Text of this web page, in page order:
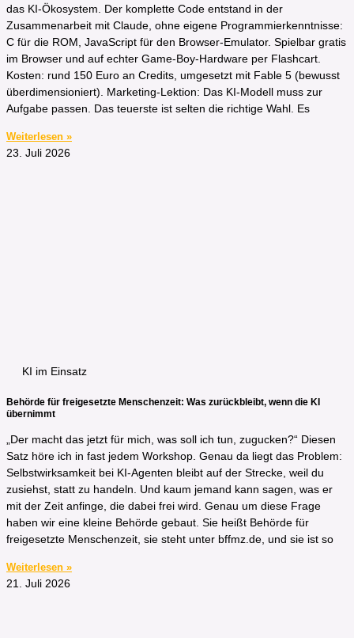
das KI-Ökosystem. Der komplette Code entstand in der
Zusammenarbeit mit Claude, ohne eigene Programmierkenntnisse:
C für die ROM, JavaScript für den Browser-Emulator. Spielbar gratis
im Browser und auf echter Game-Boy-Hardware per Flashcart.
Kosten: rund 150 Euro an Credits, umgesetzt mit Fable 5 (bewusst
überdimensioniert). Marketing-Lektion: Das KI-Modell muss zur
Aufgabe passen. Das teuerste ist selten die richtige Wahl. Es
Weiterlesen »
23. Juli 2026
KI im Einsatz
Behörde für freigesetzte Menschenzeit: Was zurückbleibt, wenn die KI
übernimmt
„Der macht das jetzt für mich, was soll ich tun, zugucken?“ Diesen
Satz höre ich in fast jedem Workshop. Genau da liegt das Problem:
Selbstwirksamkeit bei KI-Agenten bleibt auf der Strecke, weil du
zusiehst, statt zu handeln. Und kaum jemand kann sagen, was er
mit der Zeit anfinge, die dabei frei wird. Genau um diese Frage
haben wir eine kleine Behörde gebaut. Sie heißt Behörde für
freigesetzte Menschenzeit, sie steht unter bffmz.de, und sie ist so
Weiterlesen »
21. Juli 2026